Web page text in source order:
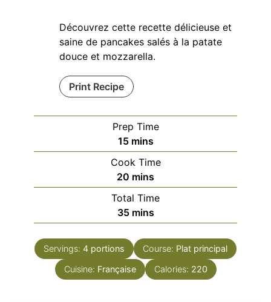
Découvrez cette recette délicieuse et
saine de pancakes salés à la patate
douce et mozzarella.
Print Recipe
Prep Time
15minutes
mins
Cook Time
20 minutes
mins
Total Time
35minutes
mins
Servings: 4 portions Course: Plat principal
Cuisine: Française Calories: 220